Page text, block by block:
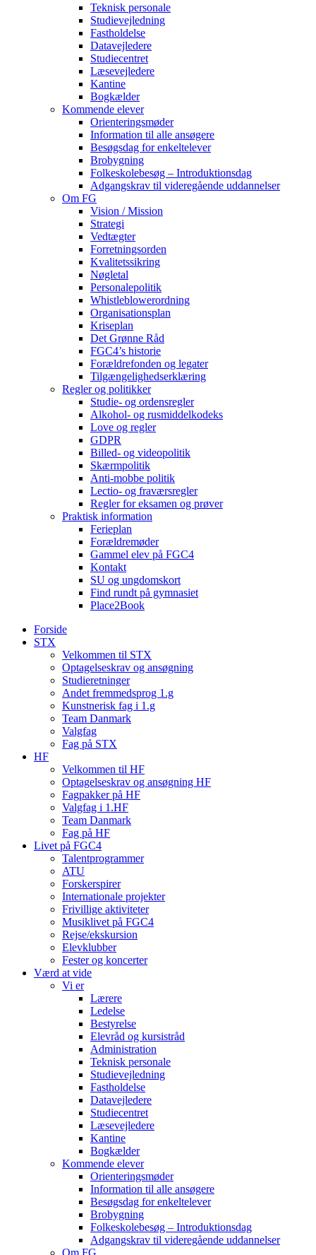
Teknisk personale
Studievejledning
Fastholdelse
Datavejledere
Studiecentret
Læsevejledere
Kantine
Bogkælder
Kommende elever
Orienteringsmøder
Information til alle ansøgere
Besøgsdag for enkeltelever
Brobygning
Folkeskolebesøg – Introduktionsdag
Adgangskrav til videregående uddannelser
Om FG
Vision / Mission
Strategi
Vedtægter
Forretningsorden
Kvalitetssikring
Nøgletal
Personalepolitik
Whistleblowerordning
Organisationsplan
Kriseplan
Det Grønne Råd
FGC4’s historie
Forældrefonden og legater
Tilgængelighedserklæring
Regler og politikker
Studie- og ordensregler
Alkohol- og rusmiddelkodeks
Love og regler
GDPR
Billed- og videopolitik
Skærmpolitik
Anti-mobbe politik
Lectio- og fraværsregler
Regler for eksamen og prøver
Praktisk information
Ferieplan
Forældremøder
Gammel elev på FGC4
Kontakt
SU og ungdomskort
Find rundt på gymnasiet
Place2Book
Forside
STX
Velkommen til STX
Optagelseskrav og ansøgning
Studieretninger
Andet fremmedsprog 1.g
Kunstnerisk fag i 1.g
Team Danmark
Valgfag
Fag på STX
HF
Velkommen til HF
Optagelseskrav og ansøgning HF
Fagpakker på HF
Valgfag i 1.HF
Team Danmark
Fag på HF
Livet på FGC4
Talentprogrammer
ATU
Forskerspirer
Internationale projekter
Frivillige aktiviteter
Musiklivet på FGC4
Rejse/ekskursion
Elevklubber
Fester og koncerter
Værd at vide
Vi er
Lærere
Ledelse
Bestyrelse
Elevråd og kursistråd
Administration
Teknisk personale
Studievejledning
Fastholdelse
Datavejledere
Studiecentret
Læsevejledere
Kantine
Bogkælder
Kommende elever
Orienteringsmøder
Information til alle ansøgere
Besøgsdag for enkeltelever
Brobygning
Folkeskolebesøg – Introduktionsdag
Adgangskrav til videregående uddannelser